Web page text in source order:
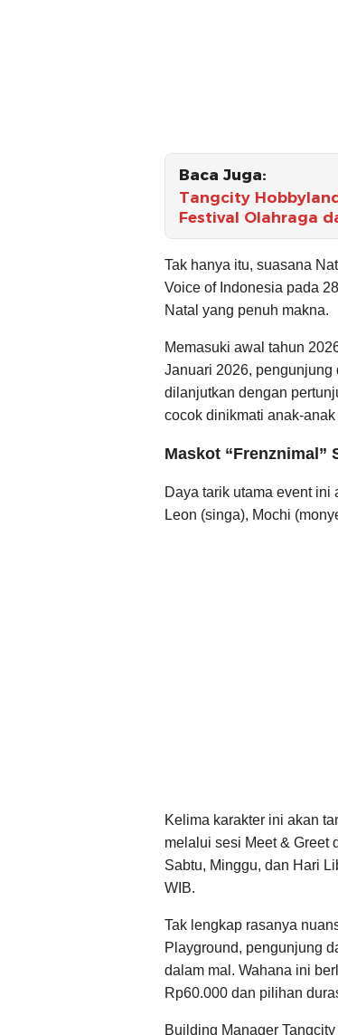
Baca Juga:
Tangcity
Festival Olahraga
Tak hanya itu, suasana
Voice of Indonesia pada
Natal yang penuh makna.
Memasuki awal tahun
Januari 2026, pengunjung
dilanjutkan dengan
cocok dinikmati anak-
Maskot “Frenznimal”
Daya tarik utama event ini
Leon (singa), Mochi
Kelima karakter ini akan
melalui sesi Meet & Greet
Sabtu, Minggu, dan Hari
WIB.
Tak lengkap rasanya
Playground, pengunjung
dalam mal. Wahana ini
Rp60.000 dan pilihan
Building Manager